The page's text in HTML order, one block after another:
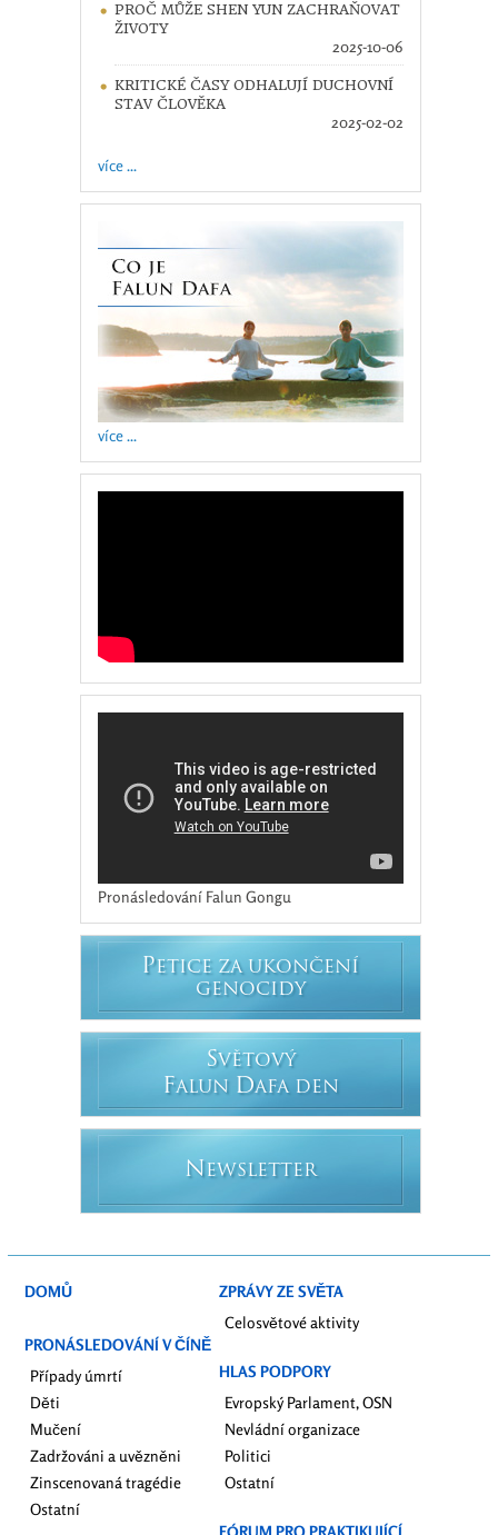
PROČ MŮŽE SHEN YUN ZACHRAŇOVAT
ŽIVOTY
2025-10-06
KRITICKÉ ČASY ODHALUJÍ DUCHOVNÍ
STAV ČLOVĚKA
2025-02-02
více ...
více ...
Pronásledování Falun Gongu
PETICE ZA UKONČENÍ
GENOCIDY
SVĚTOVÝ
FALUN DAFA DEN
N EWSLETTER
DOMŮ
PRONÁSLEDOVÁNÍ V ČÍNĚ
Případy úmrtí
Děti
Mučení
Zadržováni a uvězněni
Zinscenovaná tragédie
Ostatní
ZPRÁVY ZE SVĚTA
Celosvětové aktivity
HLAS PODPORY
Evropský Parlament, OSN
Nevládní organizace
Politici
Ostatní